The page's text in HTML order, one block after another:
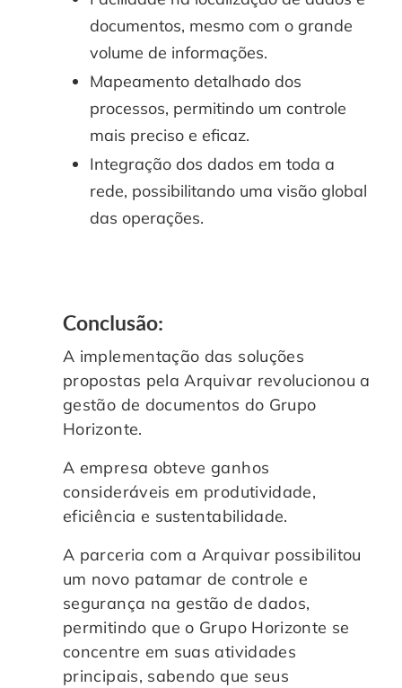
documentos, mesmo com o grande
volume de informações.
Mapeamento detalhado dos
processos, permitindo um controle
mais preciso e eficaz.
Integração dos dados em toda a
rede, possibilitando uma visão global
das operações.
Conclusão:
A implementação das soluções
propostas pela Arquivar revolucionou a
gestão de documentos do Grupo
Horizonte.
A empresa obteve ganhos
consideráveis em produtividade,
eficiência e sustentabilidade.
A parceria com a Arquivar possibilitou
um novo patamar de controle e
segurança na gestão de dados,
permitindo que o Grupo Horizonte se
concentre em suas atividades
principais, sabendo que seus